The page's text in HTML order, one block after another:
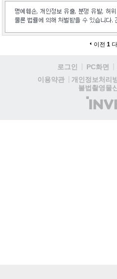
이전 1
로그인 PC화면
이용약관
개인정보처리
불법촬영물
(
인